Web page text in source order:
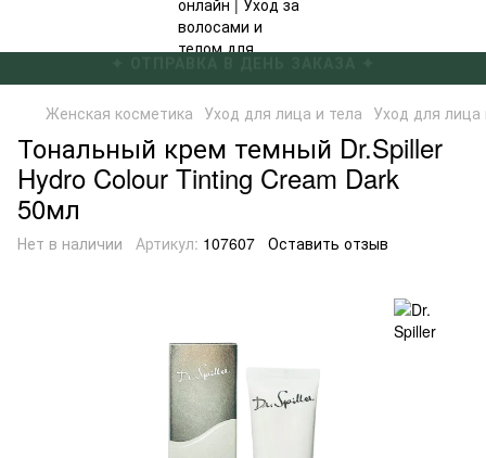
Женская косметика Уход для лица и тела Уход для лица
Тональный крем темный Dr.Spiller
Hydro Colour Tinting Cream Dark
50мл
Нет в наличии Артикул: 107607 Оставить отзыв